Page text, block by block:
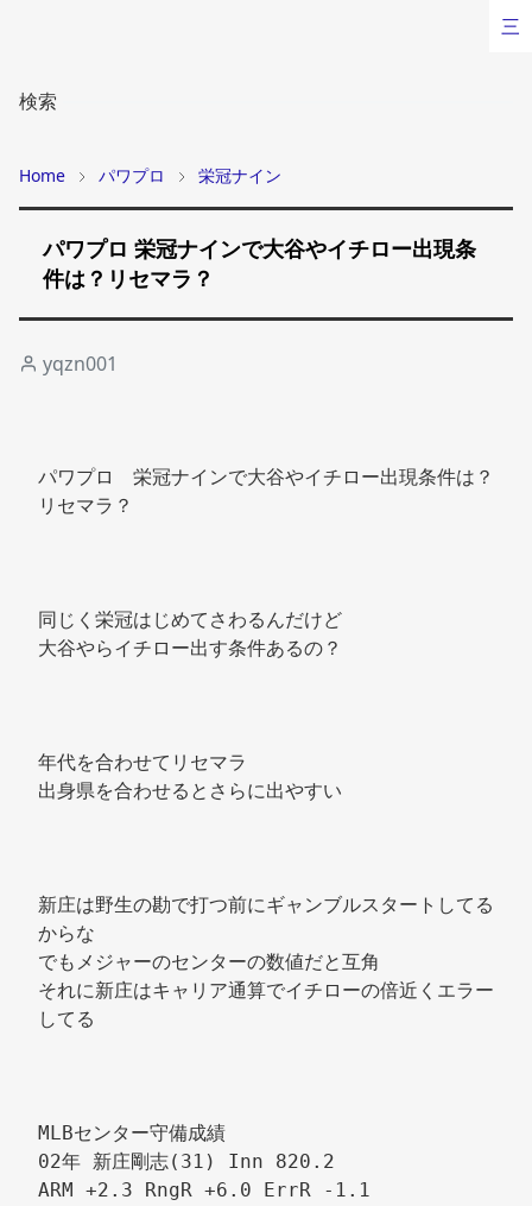
検索
Home パワプロ 栄冠ナイン
パワプロ 栄冠ナインで大谷やイチロー出現条
件は？リセマラ？
yqzn001
パワプロ　栄冠ナインで大谷やイチロー出現条件は？
リセマラ？
同じく栄冠はじめてさわるんだけど
大谷やらイチロー出す条件あるの？
年代を合わせてリセマラ
出身県を合わせるとさらに出やすい
新庄は野生の勘で打つ前にギャンブルスタートしてる
からな
でもメジャーのセンターの数値だと互角
それに新庄はキャリア通算でイチローの倍近くエラー
してる
MLBセンター守備成績
02年 新庄剛志(31) Inn 820.2
ARM +2.3 RngR +6.0 ErrR -1.1
三